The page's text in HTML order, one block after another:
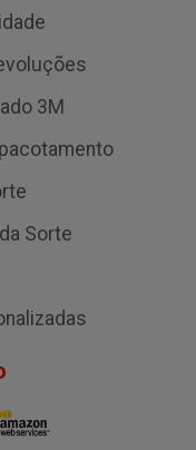
3M
Sorte